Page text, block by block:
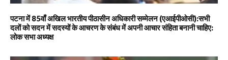
पटना में 85वाँ अखिल भारतीय पीठासीन अधिकारी सम्मेलन (एआईपीओसी):सभी
दलों को सदन में सदस्यों के आचरण के संबंध में अपनी आचार संहिता बनानी चाहिए:
लोक सभा अध्यक्ष